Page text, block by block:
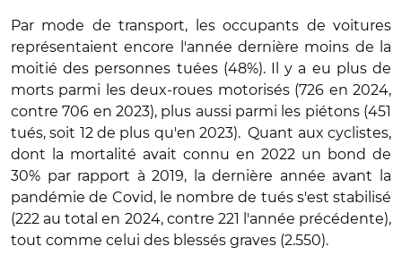
Par mode de transport, les occupants de voitures
représentaient encore l'année dernière moins de la
moitié des personnes tuées (48%). Il y a eu plus de
morts parmi les deux-roues motorisés (726 en 2024,
contre 706 en 2023), plus aussi parmi les piétons (451
tués, soit 12 de plus qu'en 2023). Quant aux cyclistes,
dont la mortalité avait connu en 2022 un bond de
30% par rapport à 2019, la dernière année avant la
pandémie de Covid, le nombre de tués s'est stabilisé
(222 au total en 2024, contre 221 l'année précédente),
tout comme celui des blessés graves (2.550).